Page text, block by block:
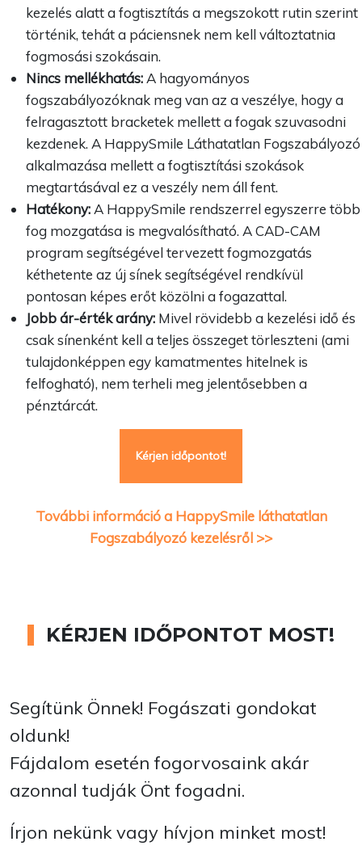
kezelés alatt a fogtisztítás a megszokott rutin szerint
történik, tehát a páciensnek nem kell változtatnia
fogmosási szokásain.
Nincs mellékhatás: A hagyományos
fogszabályozóknak meg van az a veszélye, hogy a
felragasztott bracketek mellett a fogak szuvasodni
kezdenek. A HappySmile Láthatatlan Fogszabályozó
alkalmazása mellett a fogtisztítási szokások
megtartásával ez a veszély nem áll fent.
Hatékony: A HappySmile rendszerrel egyszerre több
fog mozgatása is megvalósítható. A CAD-CAM
program segítségével tervezett fogmozgatás
kéthetente az új sínek segítségével rendkívül
pontosan képes erőt közölni a fogazattal.
Jobb ár-érték arány: Mivel rövidebb a kezelési idő és
csak sínenként kell a teljes összeget törleszteni (ami
tulajdonképpen egy kamatmentes hitelnek is
felfogható), nem terheli meg jelentősebben a
pénztárcát.
Kérjen időpontot!
További információ a HappySmile láthatatlan
Fogszabályozó kezelésről >>
KÉRJEN IDŐPONTOT MOST!
Segítünk Önnek! Fogászati gondokat
oldunk!
Fájdalom esetén fogorvosaink akár
azonnal tudják Önt fogadni.
Írjon nekünk vagy hívjon minket most!